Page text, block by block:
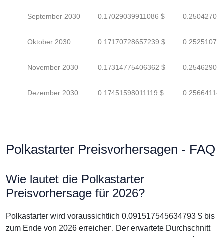
September 2030 0.17029039911086 $
Oktober 2030 0.17170728657239 $
November 2030 0.17314775406362 $
Dezember 2030 0.17451598011119 $
Polkastarter Preisvorhersagen - FAQ
Wie lautet die Polkastarter
Preisvorhersage für 2026?
Polkastarter wird voraussichtlich 0.091517545634793 $ bis
zum Ende von 2026 erreichen. Der erwartete Durchschnitt